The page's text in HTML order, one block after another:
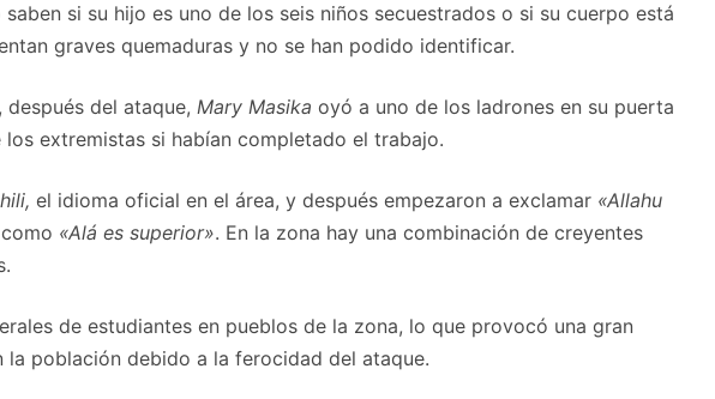
si su hijo es uno de los seis niños secuestrados o si su cuerpo está
graves quemaduras y no se han podido identificar.
después del ataque, Mary Masika oyó a uno de los ladrones en su puerta
extremistas si habían completado el trabajo.
el idioma oficial en el área, y después empezaron a exclamar «Allahu
«Alá es superior». En la zona hay una combinación de creyentes
de estudiantes en pueblos de la zona, lo que provocó una gran
población debido a la ferocidad del ataque.